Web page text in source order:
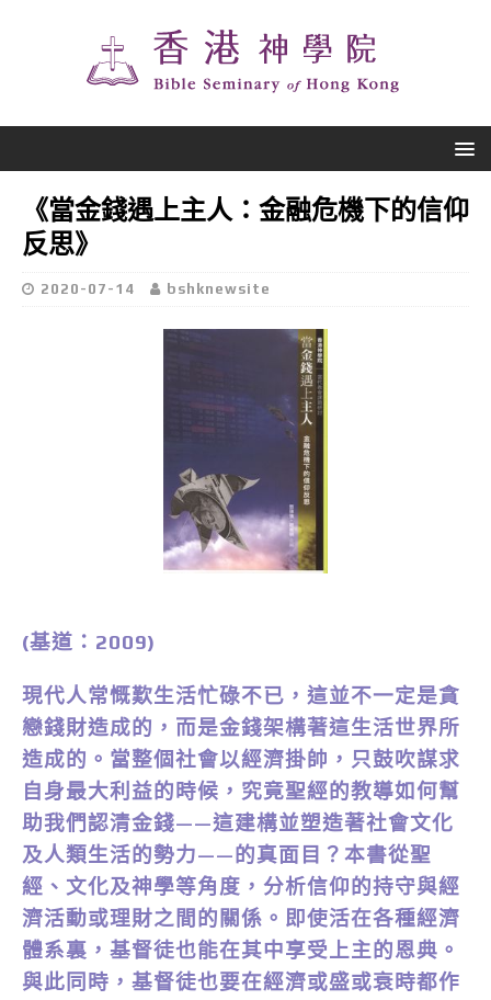
《當金錢遇上主人：金融危機下的信仰
反思》
2020-07-14 bshknewsite
(基道：2009)
現代人常慨歎生活忙碌不已，這並不一定是貪
戀錢財造成的，而是金錢架構著這生活世界所
造成的。當整個社會以經濟掛帥，只鼓吹謀求
自身最大利益的時候，究竟聖經的教導如何幫
助我們認清金錢——這建構並塑造著社會文化
及人類生活的勢力——的真面目？本書從聖
經、文化及神學等角度，分析信仰的持守與經
濟活動或理財之間的關係。即使活在各種經濟
體系裏，基督徒也能在其中享受上主的恩典。
與此同時，基督徒也要在經濟或盛或衰時都作